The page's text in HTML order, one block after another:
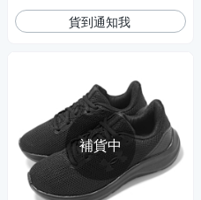
貨到通知我
補貨中